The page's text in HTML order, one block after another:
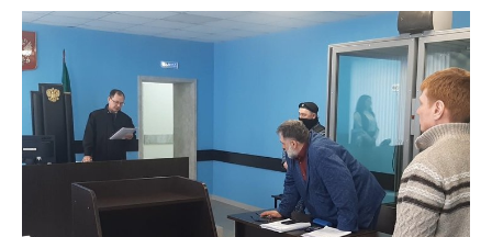
КОМУ ПРИНАДЛЕЖАТ
ТОРГОВЫЕ ЦЕНТРЫ
ТАТАРСТАНА
БЮДЖЕТ
ИНВЕСТИЦИИ
АГРОПРОМ
МАШИНОСТРОЕНИЕ
НЕФТЕХИМИЯ
НЕФТЬ
НОВОСТИ АВТО
БИЗНЕС
НОВОСТИ БИЗНЕСА
РОЗНИЧНАЯ ТОРГОВЛЯ
ТРАНСПОРТ
ТЕХНОЛОГИИ
НОВОСТИ ТЕХНОЛОГИЙ
МЕРОПРИЯТИЯ
НОВОСТИ МЕРОПРИЯТИЙ
СПОРТ